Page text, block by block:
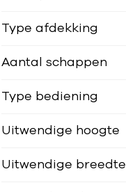
Type afdekking
Aantal schappen
Type bediening
Uitwendige hoogte
Uitwendige breedte